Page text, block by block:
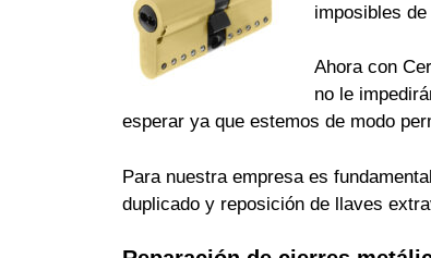
imposibles
Ahora con
no le
esperar ya que estemos de modo
Para nuestra empresa es
duplicado y reposición de llaves